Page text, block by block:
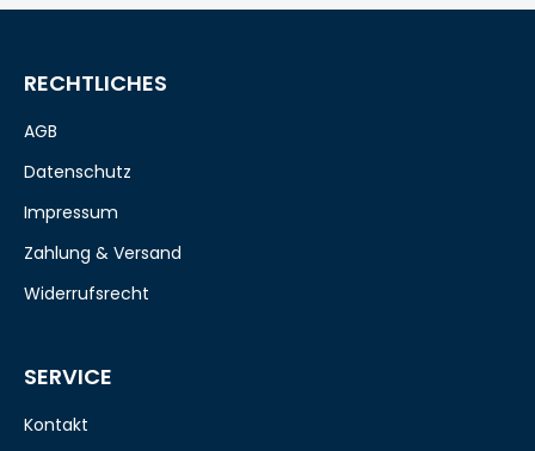
RECHTLICHES
AGB
Datenschutz
Impressum
Zahlung & Versand
Widerrufsrecht
SERVICE
Kontakt